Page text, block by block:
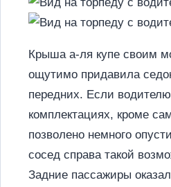
Крыша а-ля купе своим
ощутимо придавила
передних. Если
комплектациях, кроме
позволено немного
сосед справа такой
Задние пассажиры